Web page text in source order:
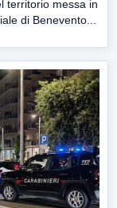
territorio messa in
di Benevento...